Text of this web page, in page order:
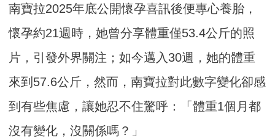
南寶拉2025年底公開懷孕喜訊後便專心養胎，
懷孕約21週時，她曾分享體重僅53.4公斤的照
片，引發外界關注；如今邁入30週，她的體重
來到57.6公斤，然而，南寶拉對此數字變化卻感
到有些焦慮，讓她忍不住驚呼：「體重1個月都
沒有變化，沒關係嗎？」